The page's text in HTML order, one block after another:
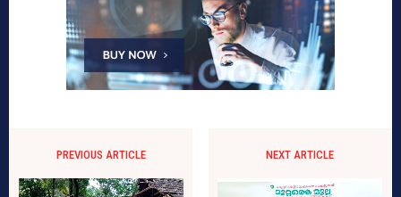
PREVIOUS ARTICLE NEXT ARTICLE